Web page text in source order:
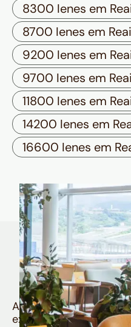
8300 Ienes em
8700 Ienes em
9200 Ienes em
9700 Ienes em
11800 Ienes em
14200 Ienes em
16600 Ienes em
Quem é
Aproveite todos os
exclusivas da sua